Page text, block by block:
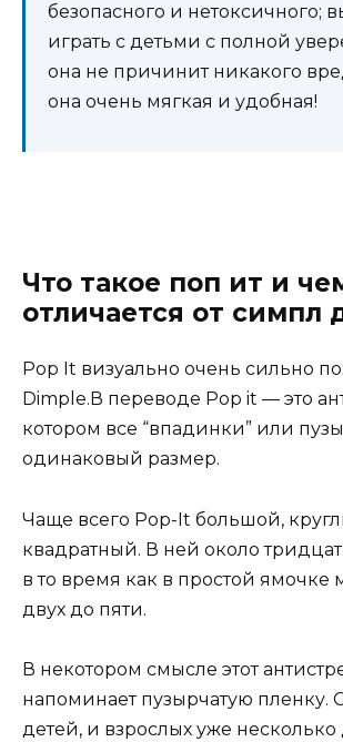
безопасного и нетоксичного;
играть с детьми с полной
она не причинит никакого
она очень мягкая и удобная!
Что такое поп ит и
отличается от симпл
Pop It визуально очень сильно
Dimple.В переводе Pop it — это
котором все “впадинки” или
одинаковый размер.
Чаще всего Pop-It большой,
квадратный. В ней около
в то время как в простой ямочке
двух до пяти.
В некотором смысле этот
напоминает пузырчатую пленку.
детей, и взрослых уже несколько